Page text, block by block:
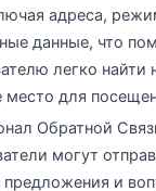
адреса,
данные, что
легко найти
место для
Обратной
могут
предложения и